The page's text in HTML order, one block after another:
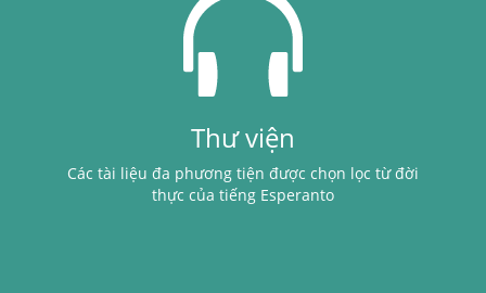
Thư viện
Các tài liệu đa phương tiện được chọn lọc từ đời
thực của tiếng Esperanto